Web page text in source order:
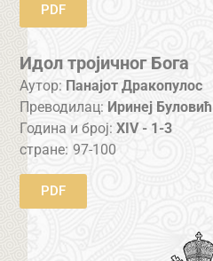
PDF
Идол тројичног Бога
Аутор: Панајот Дракопулос
Преводилац: Иринеј Буловић
Година и број:XIV - 1-3
стране: 97-100
PDF